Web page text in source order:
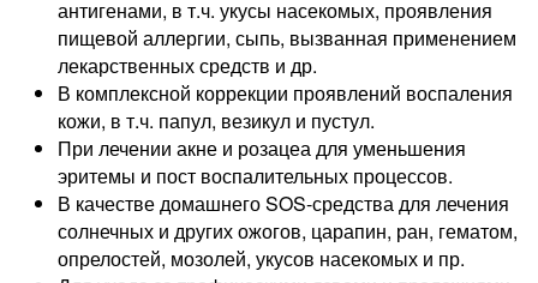
антигенами, в т.ч. укусы насекомых, проявления
пищевой аллергии, сыпь, вызванная применением
лекарственных средств и др.
В комплексной коррекции проявлений воспаления
кожи, в т.ч. папул, везикул и пустул.
При лечении акне и розацеа для уменьшения
эритемы и пост воспалительных процессов.
В качестве домашнего SOS-средства для лечения
солнечных и других ожогов, царапин, ран, гематом,
опрелостей, мозолей, укусов насекомых и пр.